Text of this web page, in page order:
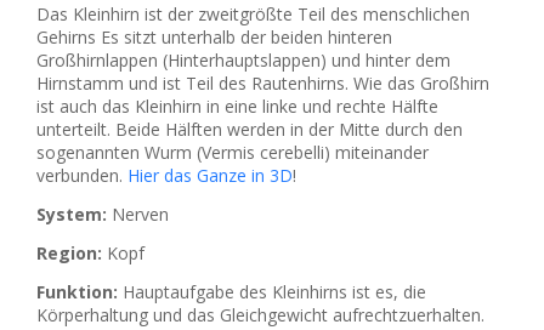
Das Kleinhirn ist der zweitgrößte Teil des menschlichen
Gehirns Es sitzt unterhalb der beiden hinteren
Großhirnlappen (Hinterhauptslappen) und hinter dem
Hirnstamm und ist Teil des Rautenhirns. Wie das Großhirn
ist auch das Kleinhirn in eine linke und rechte Hälfte
unterteilt. Beide Hälften werden in der Mitte durch den
sogenannten Wurm (Vermis cerebelli) miteinander
verbunden. Hier das Ganze in 3D!
System: Nerven
Region: Kopf
Funktion: Hauptaufgabe des Kleinhirns ist es, die
Körperhaltung und das Gleichgewicht aufrechtzuerhalten.